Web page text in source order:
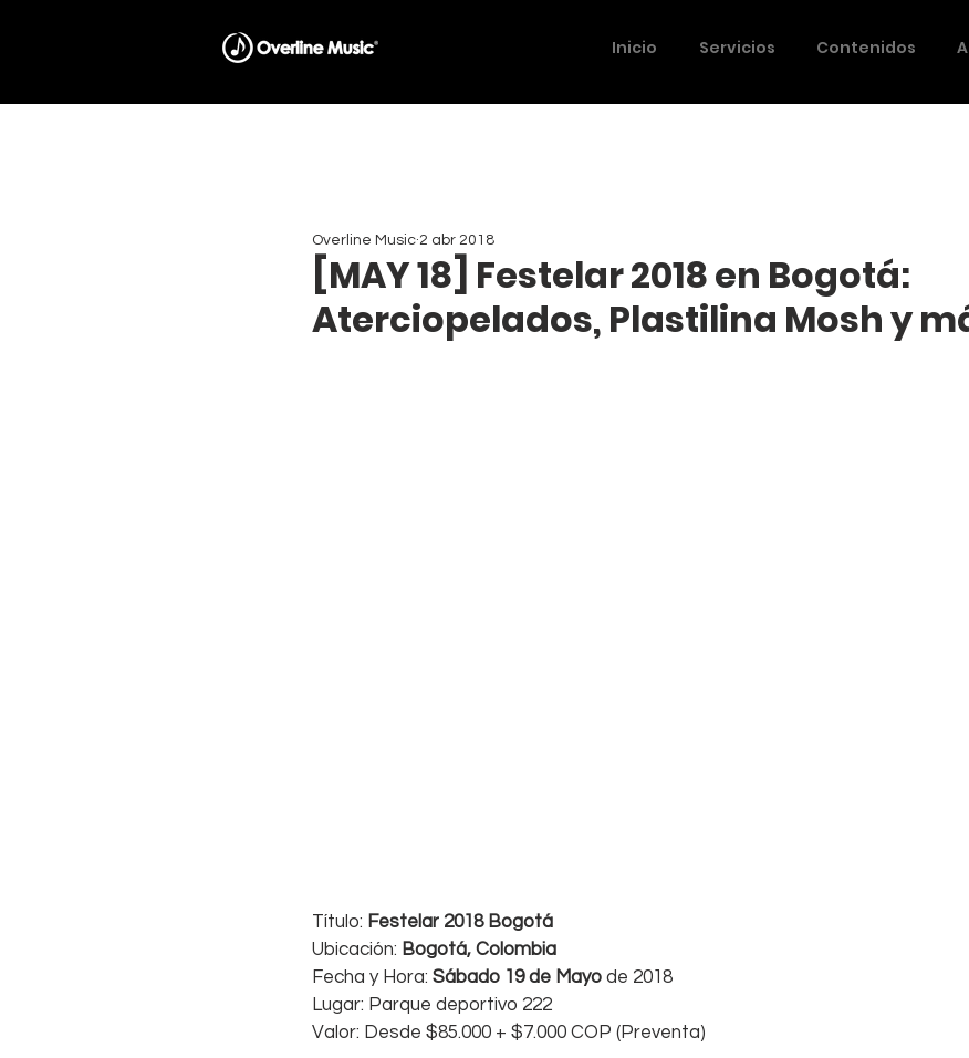
Inicio Servicios Contenidos
[MAY 18] Festelar 2018 en Bogotá:
Aterciopelados, Plastilina Mosh y
Overline Music 2 abr 2018
Título: Festelar 2018 Bogotá
Ubicación: Bogotá, Colombia
Fecha y Hora: Sábado 19 de Mayo de 2018
Lugar: Parque deportivo 222
Valor: Desde $85.000 + $7.000 COP (Preventa)